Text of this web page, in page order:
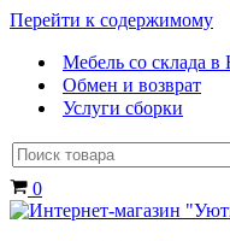
Перейти к содержимому
Мебель со склада в
Обмен и возврат
Услуги сборки
Искать...
Корзина
0